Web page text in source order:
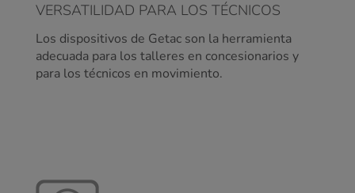
VERSATILIDAD PARA LOS TÉCNICOS
Los dispositivos de Getac son la herramienta
adecuada para los talleres en concesionarios y
para los técnicos en movimiento.